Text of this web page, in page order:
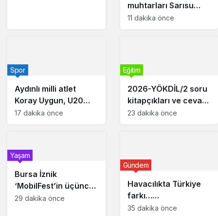
muhtarları Sarısu
Gençlik Kampı’nda
11 dakika önce
Aydınlı milli atlet
Koray Uygun, U20
Dünya
Spor
17 dakika önce
2026-YÖKDİL/2 soru
kitapçıkları ve cevap
anahtarları
Eğitim
23 dakika önce
Bursa İznik
‘MobilFest’in üçüncü
durağı oldu
Yaşam
29 dakika önce
Havacılıkta Türkiye
farkı…
Havalimanlarında 7
Gündem
35 dakika önce